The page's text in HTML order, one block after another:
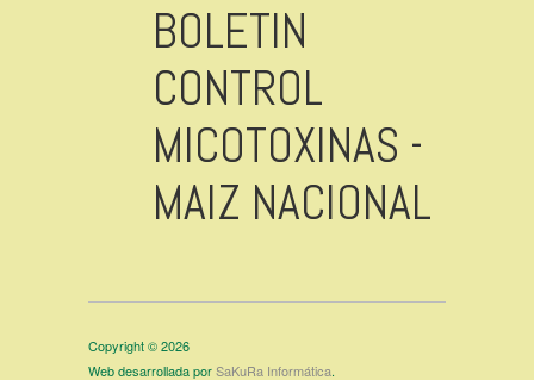
BOLETIN
CONTROL
MICOTOXINAS -
MAIZ NACIONAL
Copyright © 2026
Web desarrollada porSaKuRa Informática.